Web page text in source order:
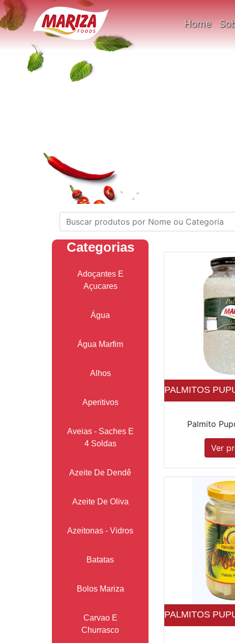
Home
Categorias
Adoçantes E
Açucares
Água
Água Marfim
Alhos
Aperitivos
Aveias - Saches E
4 Soldas
Azeite De Dendê
Azeite De Oliva
Azeitonas - Vidros
Batatas
Bolos Mariza
Carvao E
Churrasco
PALMITOS
Palmito
Ver
PALMITOS